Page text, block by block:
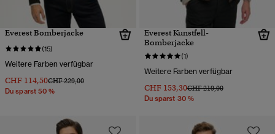
Everest Bomberjacke
(15)
Weitere Farben verfügbar
CHF 114,50Preis wurde reduziert von
CHF 229,00bis
Du sparst 50 %
Everest Kunstfell-
Bomberjacke
(1)
Weitere Farben verfügbar
CHF 153,30Preis wurde reduziert von
CHF 219,00bis
Du sparst 30 %